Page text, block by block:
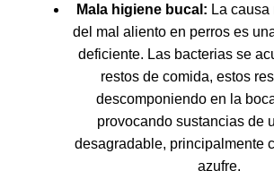
Mala higiene bucal: La causa
del mal aliento en perros es
deficiente. Las bacterias se
restos de comida, estos
descomponiendo en la
provocando sustancias de
desagradable, principalmente
azufre.